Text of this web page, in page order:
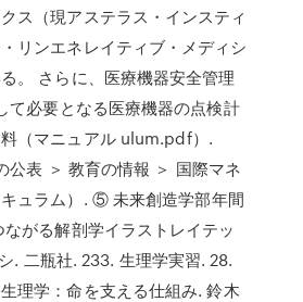
ス（現アステラス・インスティ
リンエネレイティブ・メディシ
。 さらに、医療機器安全管理
て必要となる医療機器の点検計
（マニュアル ulum.pdf）.
公表 ＞ 教育の情報 ＞ 国際マネ
ュラム）. ⑤ 未来創造学部年間
がる解剖学イラストレイテッ
. 二瓶社. 233. 生理学実習. 28.
理学：命を支える仕組み. 鈴木